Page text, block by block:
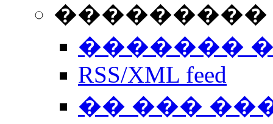
���������
�������
RSS/XML feed
�� ���